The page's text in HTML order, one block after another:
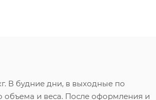
В будние дни, в выходные по
объема и веса. После оформления и